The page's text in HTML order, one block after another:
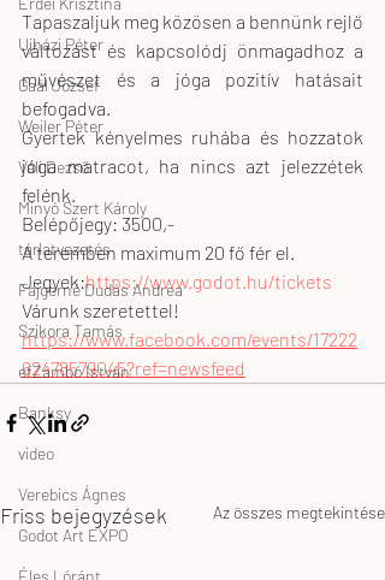
Ujházi Péter
Gaál József
Weiler Péter
Váli Dezső
Minyó Szert Károly
tárlatvezetés
Fajgerné Dudás Andrea
Szikora Tamás
efZámbó István
Banksy
video
Verebics Ágnes
Godot Art EXPO
Éles Lóránt
Tapaszaljuk meg közösen a bennünk rejlő
változást és kapcsolódj önmagadhoz a
művészet és a jóga pozitív hatásait
befogadva.
Gyertek kényelmes ruhába és hozzatok
jóga matracot, ha nincs azt jelezzétek
felénk.
Belépőjegy: 3500,-
A teremben maximum 20 fő fér el.
Jegyek:https://www.godot.hu/tickets
Várunk szeretettel!
https://www.facebook.com/events/17222
62478579045?ref=newsfeed
Friss bejegyzések Az összes megtekintése